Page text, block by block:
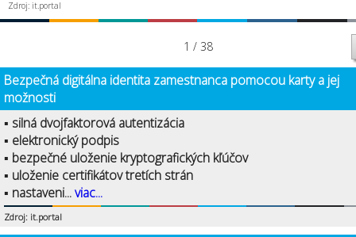
Zdroj: it.portal
1 / 38
Bezpečná digitálna identita zamestnanca pomocou karty a jej
možnosti
▪ silná dvojfaktorová autentizácia
▪ elektronický podpis
▪ bezpečné uloženie kryptografických kľúčov
▪ uloženie certifikátov tretích strán
▪ nastaveni...viac...
Zdroj: it.portal